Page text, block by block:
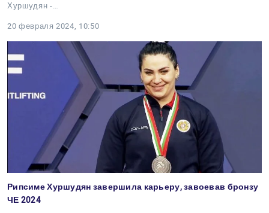
Хуршудян -…
20 февраля 2024, 10:50
Рипсиме Хуршудян завершила карьеру, завоевав бронзу
ЧЕ 2024